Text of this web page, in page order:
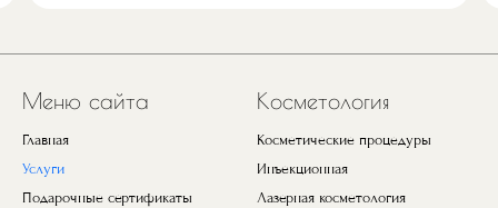
Меню сайта
Главная
Услуги
Подарочные сертификаты
Косметология
Косметические процедуры
Инъекционная
Лазерная косметология